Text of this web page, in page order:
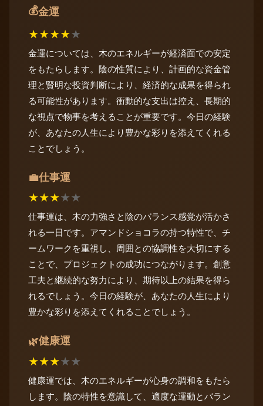
💰金運
★★★★★
金運については、木のエネルギーが経済面での安定
をもたらします。陰の性質により、計画的な資金管
理と賢明な投資判断により、経済的な成果を得られ
る可能性があります。衝動的な支出は控え、長期的
な視点で物事を考えることが重要です。今日の経験
が、あなたの人生により豊かな彩りを添えてくれる
ことでしょう。
💼仕事運
★★★★★
仕事運は、木の力強さと陰のバランス感覚が活かさ
れる一日です。アマンドショコラの持つ特性で、チ
ームワークを重視し、周囲との協調性を大切にする
ことで、プロジェクトの成功につながります。創意
工夫と継続的な努力により、期待以上の結果を得ら
れるでしょう。今日の経験が、あなたの人生により
豊かな彩りを添えてくれることでしょう。
🌿健康運
★★★★★
健康運では、木のエネルギーが心身の調和をもたら
します。陰の特性を意識して、適度な運動とバラン